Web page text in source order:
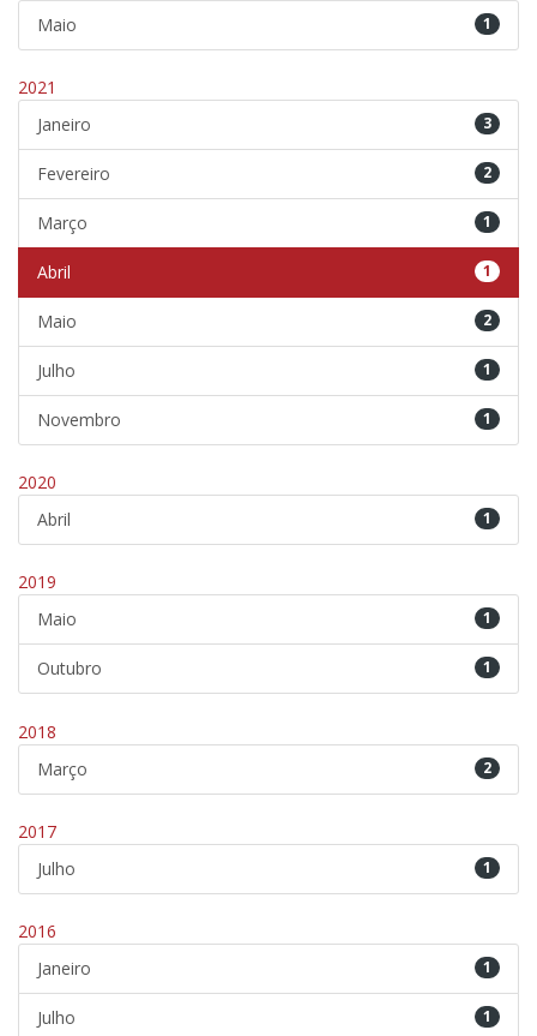
1
Maio
2021
3
Janeiro
2
Fevereiro
1
Março
1
Abril
2
Maio
1
Julho
1
Novembro
2020
1
Abril
2019
1
Maio
1
Outubro
2018
2
Março
2017
1
Julho
2016
1
Janeiro
1
Julho